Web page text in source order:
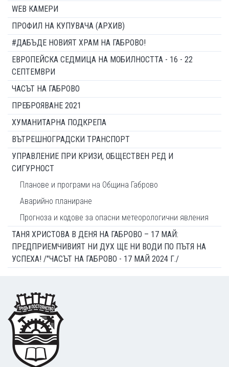
WEB КАМЕРИ
ПРОФИЛ НА КУПУВАЧА (АРХИВ)
#ДАБЪДЕ НОВИЯТ ХРАМ НА ГАБРОВО!
ЕВРОПЕЙСКА СЕДМИЦА НА МОБИЛНОСТТА - 16 - 22
СЕПТЕМВРИ
ЧАСЪТ НА ГАБРОВО
ПРЕБРОЯВАНЕ 2021
ХУМАНИТАРНА ПОДКРЕПА
ВЪТРЕШНОГРАДСКИ ТРАНСПОРТ
УПРАВЛЕНИЕ ПРИ КРИЗИ, ОБЩЕСТВЕН РЕД И
СИГУРНОСТ
Планове и програми на Община Габрово
Аварийно планиране
Прогноза и кодове за опасни метеорологични явления
ТАНЯ ХРИСТОВА В ДЕНЯ НА ГАБРОВО – 17 МАЙ:
ПРЕДПРИЕМЧИВИЯТ НИ ДУХ ЩЕ НИ ВОДИ ПО ПЪТЯ НА
УСПЕХА! /"ЧАСЪТ НА ГАБРОВО - 17 МАЙ 2024 Г./
Footer